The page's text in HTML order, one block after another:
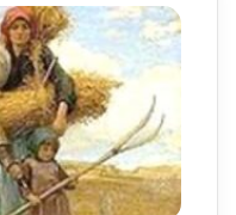
حكاية
حذاء
الفقير
أدب
الحكمة
لا
تسئ